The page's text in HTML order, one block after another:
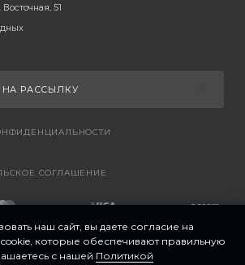
51
РАССЫЛКУ
СОГЛАШЕНИЕ
наш сайт, вы даете согласие на
которые обеспечивают правильную
с нашей Политикой